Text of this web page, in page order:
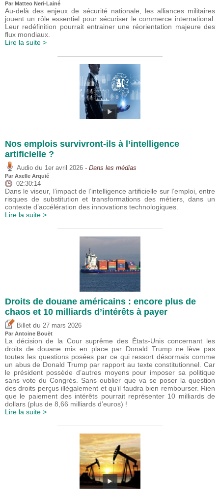
Par Matteo Neri-Lainé
Au-delà des enjeux de sécurité nationale, les alliances militaires
jouent un rôle essentiel pour sécuriser le commerce international.
Leur redéfinition pourrait entrainer une réorientation majeure des
flux mondiaux.
Lire la suite >
Nos emplois survivront-ils à l’intelligence
artificielle ?
Audio du 1er avril 2026 - Dans les médias
Par Axelle Arquié
02:30:14
Dans le viseur, l’impact de l’intelligence artificielle sur l’emploi, entre
risques de substitution et transformations des métiers, dans un
contexte d’accélération des innovations technologiques.
Lire la suite >
Droits de douane américains : encore plus de
chaos et 10 milliards d’intérêts à payer
Billet du 27 mars 2026
Par Antoine Bouët
La décision de la Cour suprême des États-Unis concernant les
droits de douane mis en place par Donald Trump ne lève pas
toutes les questions posées par ce qui ressort désormais comme
un abus de Donald Trump par rapport au texte constitutionnel. Car
le président possède d’autres moyens pour imposer sa politique
sans vote du Congrès. Sans oublier que va se poser la question
des droits perçus illégalement et qu’il faudra bien rembourser. Rien
que le paiement des intérêts pourrait représenter 10 milliards de
dollars (plus de 8,66 milliards d’euros) !
Lire la suite >